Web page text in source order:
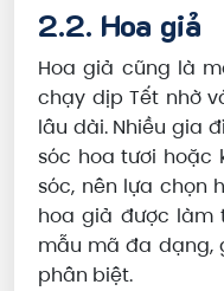
2.2. Hoa giả
Hoa giả cũng là
chạy dịp Tết nhờ
lâu dài. Nhiều gia
sóc hoa tươi hoặc
sóc, nên lựa chọn
hoa giả được làm
mẫu mã đa dạng,
phân biệt.